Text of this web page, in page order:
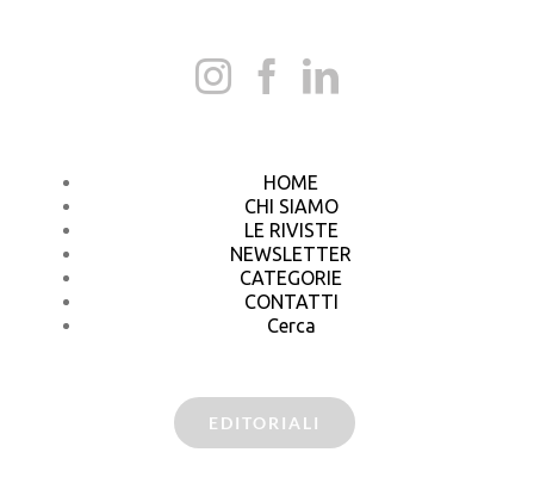
HOME
CHI SIAMO
LE RIVISTE
NEWSLETTER
CATEGORIE
CONTATTI
Cerca
EDITORIALI